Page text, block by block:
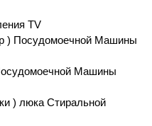
TV
) Посудомоечной Машины
Машины
) люка Стиральной